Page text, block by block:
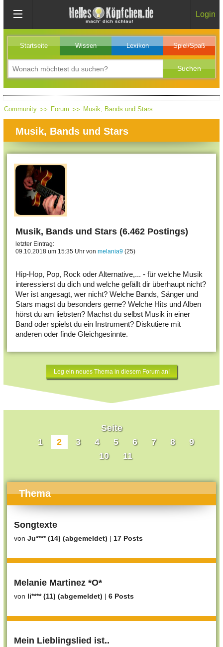
Login
Startseite Wissen Lexikon Spiel/Spaß
Community Forum Musik, Bands und Stars
Musik, Bands und Stars
Musik, Bands und Stars (6.462 Postings)
letzter Eintrag:
09.10.2018 um 15:35 Uhr von melania9 (25)
Hip-Hop, Pop, Rock oder Alternative,... - für welche Musik
interessierst du dich und welche gefällt dir überhaupt nicht?
Wer ist angesagt, wer nicht? Welche Bands, Sänger und
Stars magst du besonders gerne? Welche Hits und Alben
hörst du am liebsten? Machst du selbst Musik in einer
Band oder spielst du ein Instrument? Diskutiere mit
anderen oder finde Gleichgesinnte.
Leg ein neues Thema in diesem Forum an!
Seite
1
2 3 4 5 6 7 8
9
10
11
Thema
Songtexte
von Ju**** (14) (abgemeldet) | 17 Posts
Melanie Martinez *O*
von li**** (11) (abgemeldet) | 6 Posts
Mein Lieblingslied ist..